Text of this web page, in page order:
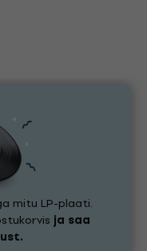
mitu LP-plaati.
ja saa